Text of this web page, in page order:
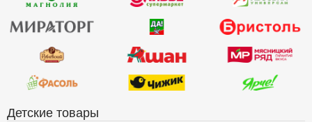
Детские товары